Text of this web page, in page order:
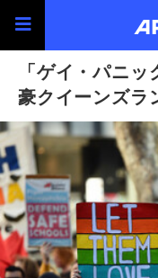
「ゲイ・パニ
豪クイーンズラ